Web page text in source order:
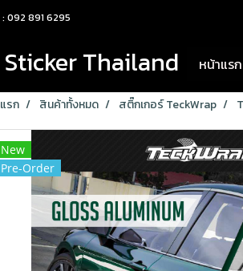
: 092 891 6295
Thailand หน้าแรก
รก สินค้าทั้งหมด สติ๊กเกอร์ TeckWrap
New
Pre-Order